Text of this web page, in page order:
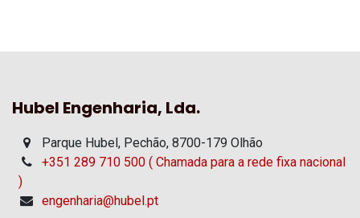
Hubel Engenharia, Lda.
Parque Hubel, Pechão, 8700-179 Olhão
+351 289 710 500 ( Chamada para a rede fixa nacional
)
engenharia@hubel.pt